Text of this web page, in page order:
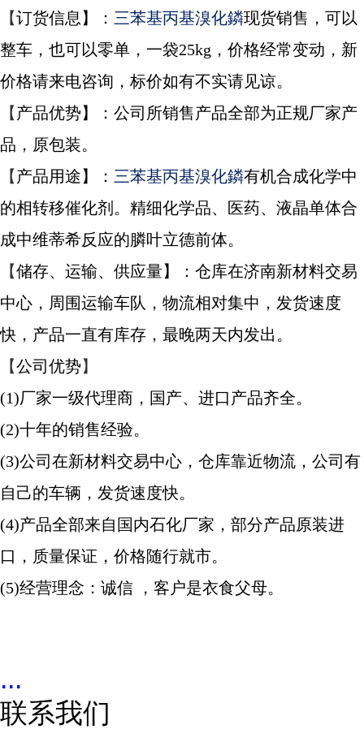
【订货信息 】 ： 三苯基丙基溴化鏻现货销售，可以
整车，也可以零单，一袋25kg，价格经常变动，新
价格请来电咨询，标价如有不实请见谅。
【产品优势】
：公司所销售产品全部为正规厂家产
品，原包装。
【产品用途】 ： 三苯基丙基溴化鏻有机合成化学中
的相转移催化剂。精细化学品、医药、液晶单体合
成中维蒂希反应的膦叶立德前体。
【储存、运输、供应量】
：仓库在济南新材料交易
中心，周围运输车队，物流相对集中，发货速度
快，产品一直有库存，最晚两天内发出。
【公司优势】
(1)厂家一级代理商，国产、进口产品齐全。
(2)十年的销售经验。
(3)公司在新材料交易中心，仓库靠近物流，公司有
自己的车辆，发货速度快。
(4)产品全部来自国内石化厂家，部分产品原装进
口，质量保证，价格随行就市。
(5)经营理念：诚信 ，客户是衣食父母。
...
联系我们